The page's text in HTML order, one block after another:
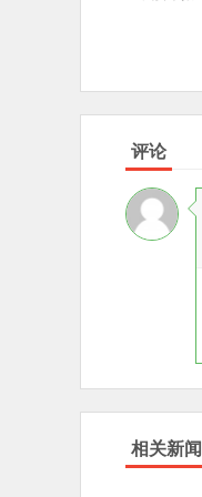
评论
相关新闻